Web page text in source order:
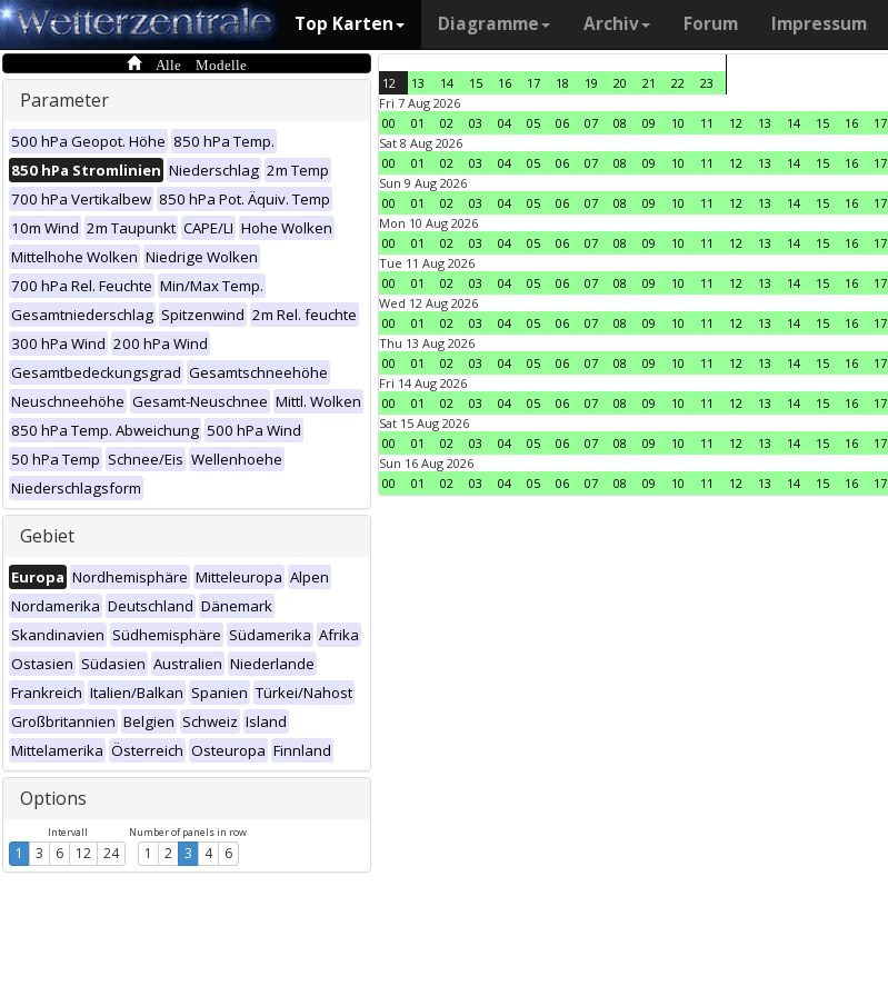
Top Karten Diagramme Archiv Forum Impressum
Alle Modelle
Parameter
500 hPa Geopot. Höhe 850 hPa Temp.
850 hPa Stromlinien Niederschlag 2m Temp
700 hPa Vertikalbew 850 hPa Pot. Äquiv. Temp
10m Wind 2m Taupunkt CAPE/LI Hohe Wolken
Mittelhohe Wolken Niedrige Wolken
700 hPa Rel. Feuchte Min/Max Temp.
Gesamtniederschlag Spitzenwind 2m Rel. feuchte
300 hPa Wind 200 hPa Wind
Gesamtbedeckungsgrad Gesamtschneehöhe
Neuschneehöhe Gesamt-Neuschnee Mittl. Wolken
850 hPa Temp. Abweichung 500 hPa Wind
50 hPa Temp Schnee/Eis Wellenhoehe
Niederschlagsform
Gebiet
Europa Nordhemisphäre Mitteleuropa Alpen
Nordamerika Deutschland Dänemark
Skandinavien Südhemisphäre Südamerika Afrika
Ostasien Südasien Australien Niederlande
Frankreich Italien/Balkan Spanien Türkei/Nahost
Großbritannien Belgien Schweiz Island
Mittelamerika Österreich Osteuropa Finnland
Options
Intervall
1 3 6 12 24
Number of panels in row
1 2 3 4 6
12 13 14 15 16 17 18 19 20 21 22
23
Fri 7 Aug 2026
00
01 02 03 04 05 06 07 08 09 10 11 12 13 14 15 16 17
Sat 8 Aug 2026
00
01 02 03 04 05 06 07 08 09 10 11 12 13 14 15 16 17
Sun 9 Aug 2026
00
01 02 03 04 05 06 07 08 09 10 11 12 13 14 15 16 17
Mon 10 Aug 2026
00
01 02 03 04 05 06 07 08 09 10 11 12 13 14 15 16 17
Tue 11 Aug 2026
00
01 02 03 04 05 06 07 08 09 10 11 12 13 14 15 16 17
Wed 12 Aug 2026
00
01 02 03 04 05 06 07 08 09 10 11 12 13 14 15 16 17
Thu 13 Aug 2026
00
01 02 03 04 05 06 07 08 09 10 11 12 13 14 15 16 17
Fri 14 Aug 2026
00
01 02 03 04 05 06 07 08 09 10 11 12 13 14 15 16 17
Sat 15 Aug 2026
00
01 02 03 04 05 06 07 08 09 10 11 12 13 14 15 16 17
Sun 16 Aug 2026
00
01 02 03 04 05 06 07 08 09 10 11 12 13 14 15 16 17